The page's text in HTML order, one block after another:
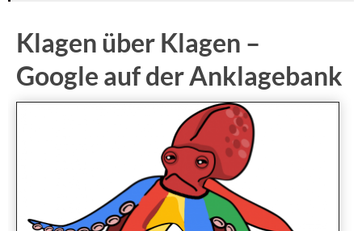
Klagen über Klagen –
Google auf der Anklagebank